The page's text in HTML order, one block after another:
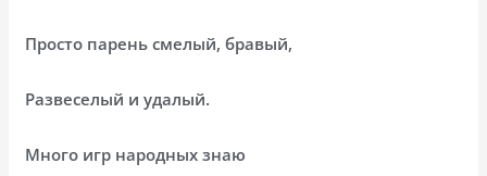
Просто парень смелый, бравый,
Развеселый и удалый.
Много игр народных знаю